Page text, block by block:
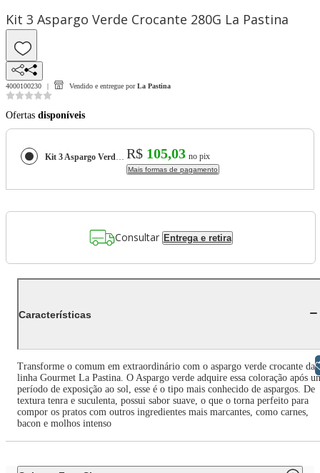
Kit 3 Aspargo Verde Crocante 280G La Pastina
4000100230 Vendido e entregue por La Pastina
Ofertas disponíveis
Kit 3 Aspargo Verde Crocante 280G La Pastina R$ 105,03 no pix
Mais formas de pagamento
Consultar Entrega e retira
Características
Transforme o comum em extraordinário com o aspargo verde crocante da
linha Gourmet La Pastina. O Aspargo verde adquire essa coloração após
período de exposição ao sol, esse é o tipo mais conhecido de aspargos. De
textura tenra e suculenta, possui sabor suave, o que o torna perfeito para
compor os pratos com outros ingredientes mais marcantes, como carnes,
bacon e molhos intenso
Libras